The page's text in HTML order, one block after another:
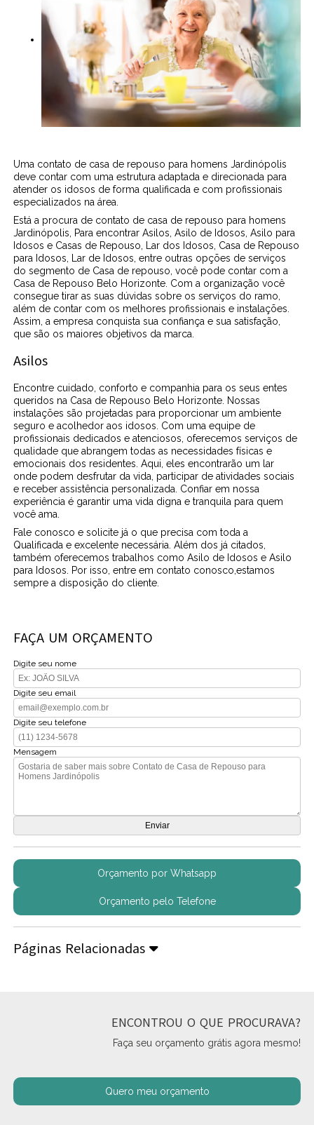
Uma contato de casa de repouso para homens Jardinópolis
deve contar com uma estrutura adaptada e direcionada para
atender os idosos de forma qualificada e com profissionais
especializados na área.
Está a procura de contato de casa de repouso para homens
Jardinópolis, Para encontrar Asilos, Asilo de Idosos, Asilo para
Idosos e Casas de Repouso, Lar dos Idosos, Casa de Repouso
para Idosos, Lar de Idosos, entre outras opções de serviços
do segmento de Casa de repouso, você pode contar com a
Casa de Repouso Belo Horizonte. Com a organização você
consegue tirar as suas dúvidas sobre os serviços do ramo,
além de contar com os melhores profissionais e instalações.
Assim, a empresa conquista sua confiança e sua satisfação,
que são os maiores objetivos da marca.
Asilos
Encontre cuidado, conforto e companhia para os seus entes
queridos na Casa de Repouso Belo Horizonte. Nossas
instalações são projetadas para proporcionar um ambiente
seguro e acolhedor aos idosos. Com uma equipe de
profissionais dedicados e atenciosos, oferecemos serviços de
qualidade que abrangem todas as necessidades físicas e
emocionais dos residentes. Aqui, eles encontrarão um lar
onde podem desfrutar da vida, participar de atividades sociais
e receber assistência personalizada. Confiar em nossa
experiência é garantir uma vida digna e tranquila para quem
você ama.
Fale conosco e solicite já o que precisa com toda a
Qualificada e excelente necessária. Além dos já citados,
também oferecemos trabalhos como Asilo de Idosos e Asilo
para Idosos. Por isso, entre em contato conosco,estamos
sempre a disposição do cliente.
FAÇA UM ORÇAMENTO
Digite seu nome
Digite seu email
Digite seu telefone
Mensagem
Orçamento por Whatsapp
Orçamento pelo Telefone
Páginas Relacionadas
ENCONTROU O QUE PROCURAVA?
Faça seu orçamento grátis agora mesmo!
Quero meu orçamento